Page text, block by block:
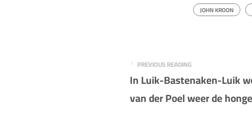
JOHN KROON
PREVIOUS READING
In Luik-Bastenaken-Luik
van der Poel weer de